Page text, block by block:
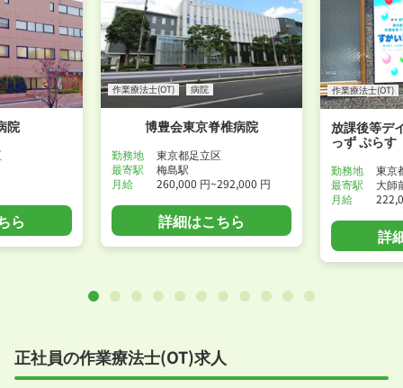
院
ら
作業療法士(OT) 病院
博豊会東京脊椎病院
勤務地
東京都足立区
最寄駅
梅島駅
月給
260,000 円~292,000 円
詳細はこちら
作業療法士(OT)
放課後等デ
っず ぷらす
勤務地
東京
最寄駅
大師
月給
詳
正社員の作業療法士(OT)求人